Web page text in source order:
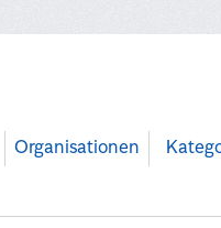
Organisationen